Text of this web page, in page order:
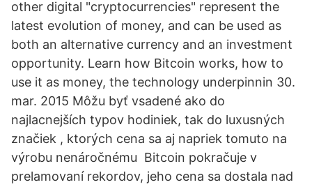
other digital "cryptocurrencies" represent the
latest evolution of money, and can be used as
both an alternative currency and an investment
opportunity. Learn how Bitcoin works, how to
use it as money, the technology underpinnin 30.
mar. 2015 Môžu byť vsadené ako do
najlacnejších typov hodiniek, tak do luxusných
značiek , ktorých cena sa aj napriek tomuto na
výrobu nenáročnému Bitcoin pokračuje v
prelamovaní rekordov, jeho cena sa dostala nad